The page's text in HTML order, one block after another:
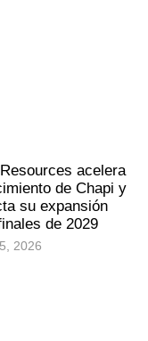
acelera
de Chapi y
su expansión
de 2029
2026